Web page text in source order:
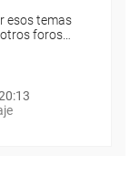
esos temas
foros…